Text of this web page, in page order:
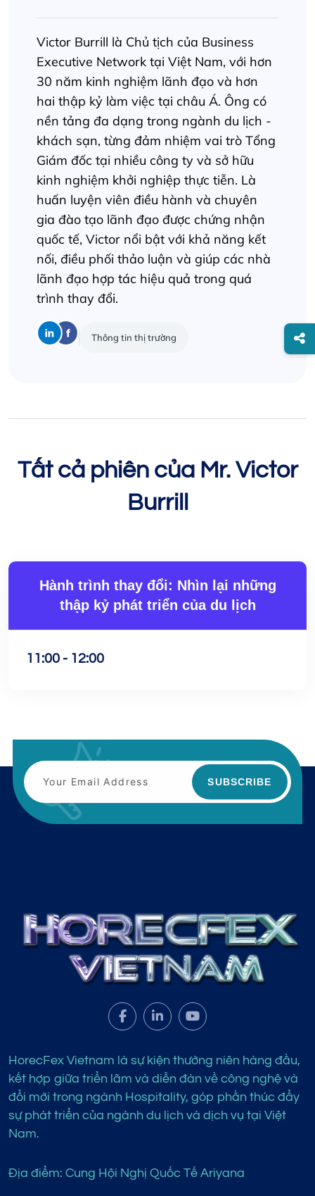
Victor Burrill là Chủ tịch của Business
Executive Network tại Việt Nam, với hơn
30 năm kinh nghiệm lãnh đạo và hơn
hai thập kỷ làm việc tại châu Á. Ông có
nền tảng đa dạng trong ngành du lịch -
khách sạn, từng đảm nhiệm vai trò Tổng
Giám đốc tại nhiều công ty và sở hữu
kinh nghiệm khởi nghiệp thực tiễn. Là
huấn luyện viên điều hành và chuyên
gia đào tạo lãnh đạo được chứng nhận
quốc tế, Victor nổi bật với khả năng kết
nối, điều phối thảo luận và giúp các nhà
lãnh đạo hợp tác hiệu quả trong quá
trình thay đổi.
Thông tin thị trường
Tất cả phiên của Mr. Victor
Burrill
Hành trình thay đổi: Nhìn lại những
thập kỷ phát triển của du lịch
11:00 - 12:00
SUBSCRIBE
HorecFex Vietnam là sự kiện thường niên hàng đầu,
kết hợp giữa triển lãm và diễn đàn về công nghệ và
đổi mới trong ngành Hospitality, góp phần thúc đẩy
sự phát triển của ngành du lịch và dịch vụ tại Việt
Nam.
Địa điểm: Cung Hội Nghị Quốc Tế Ariyana